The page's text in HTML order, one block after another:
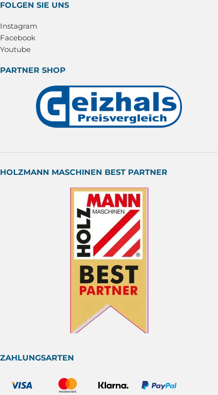
FOLGEN SIE UNS
Instagram
Facebook
Youtube
PARTNER SHOP
HOLZMANN MASCHINEN BEST PARTNER
ZAHLUNGSARTEN